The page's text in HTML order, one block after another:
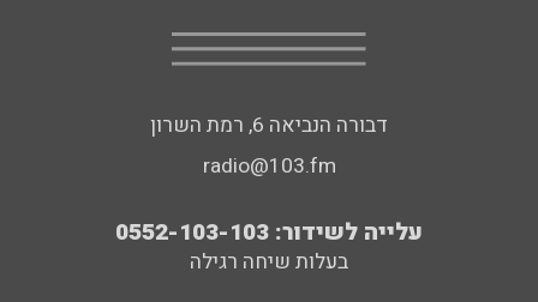
דבורה הנביאה 6, רמת השרון
radio@103.fm
עלייה לשידור: 0552-103-103
בעלות שיחה רגילה